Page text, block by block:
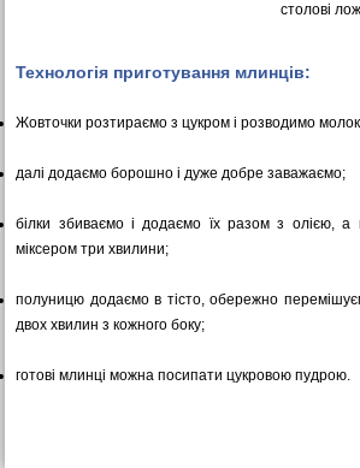
столові
Технологія приготування млинців:
Жовточки розтираємо з цукром і розводимо
далі додаємо борошно і дуже добре заважаємо;
білки збиваємо і додаємо їх разом з олією, а
міксером три хвилини;
полуницю додаємо в тісто, обережно
двох хвилин з кожного боку;
готові млинці можна посипати цукровою пудрою.